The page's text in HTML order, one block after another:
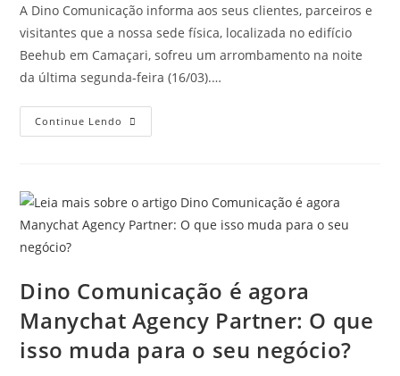
A Dino Comunicação informa aos seus clientes, parceiros e
visitantes que a nossa sede física, localizada no edifício
Beehub em Camaçari, sofreu um arrombamento na noite
da última segunda-feira (16/03).…
Continue Lendo
Dino Comunicação é agora
Manychat Agency Partner: O que
isso muda para o seu negócio?